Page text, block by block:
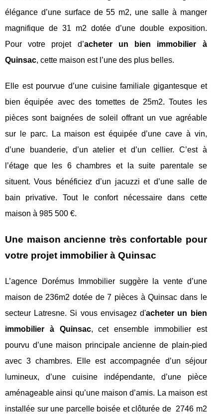
élégance d’une surface de 55 m2, une salle à manger
magnifique de 31 m2 dotée d’une double exposition.
Pour votre projet d’acheter un bien immobilier à
Quinsac, cette maison est l’une des plus belles.
Elle est pourvue d’une cuisine familiale gigantesque et
bien équipée avec des tomettes de 25m2. Toutes les
pièces sont baignées de soleil offrant un vue agréable
sur le parc. La maison est équipée d’une cave à vin,
d’une buanderie, d’un atelier et d’un cellier. C’est à
l’étage que les 6 chambres et la suite parentale se
situent. Vous bénéficiez d’un jacuzzi et d’une salle de
bain privative. Tout le confort nécessaire dans cette
maison à 985 500 €.
Une maison ancienne très confortable pour
votre projet immobilier à Quinsac
L’agence Dorémus Immobilier suggère la vente d’une
maison de 236m2 dotée de 7 pièces à Quinsac dans le
secteur Latresne. Si vous envisagez d'acheter un bien
immobilier à Quinsac, cet ensemble immobilier est
pourvu d’une maison principale ancienne de plain-pied
avec 3 chambres. Elle est accompagnée d’un séjour
lumineux, d’une cuisine indépendante, d’une pièce
aménageable ainsi qu’une maison d’amis. La maison est
installée sur une parcelle boisée et clôturée de 2746 m2